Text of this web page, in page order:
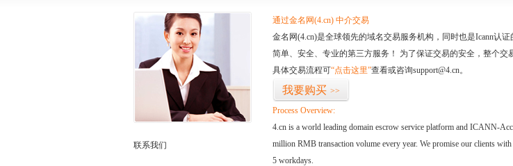
联系我们
通过金名网(4.cn) 中介交易
金名网(4.cn)是全球领先的域名交易服务机构，同时也是Icann认
简单、安全、专业的第三方服务！ 为了保证交易的安全，整个交
具体交易流程可“点击这里”查看或咨询support@4.cn。
我要购买 >>
Process Overview:
4.cn is a world leading domain escrow service platform and ICANN-
million RMB transaction volume every year. We promise our clients
5 workdays.